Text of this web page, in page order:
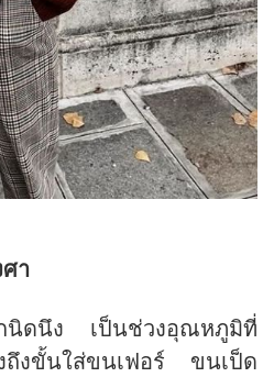
า
นิดนึง เป็นช่วงอุณหภูมิที่
งขั้นใส่ขนเฟอร์ ขนเป็ด